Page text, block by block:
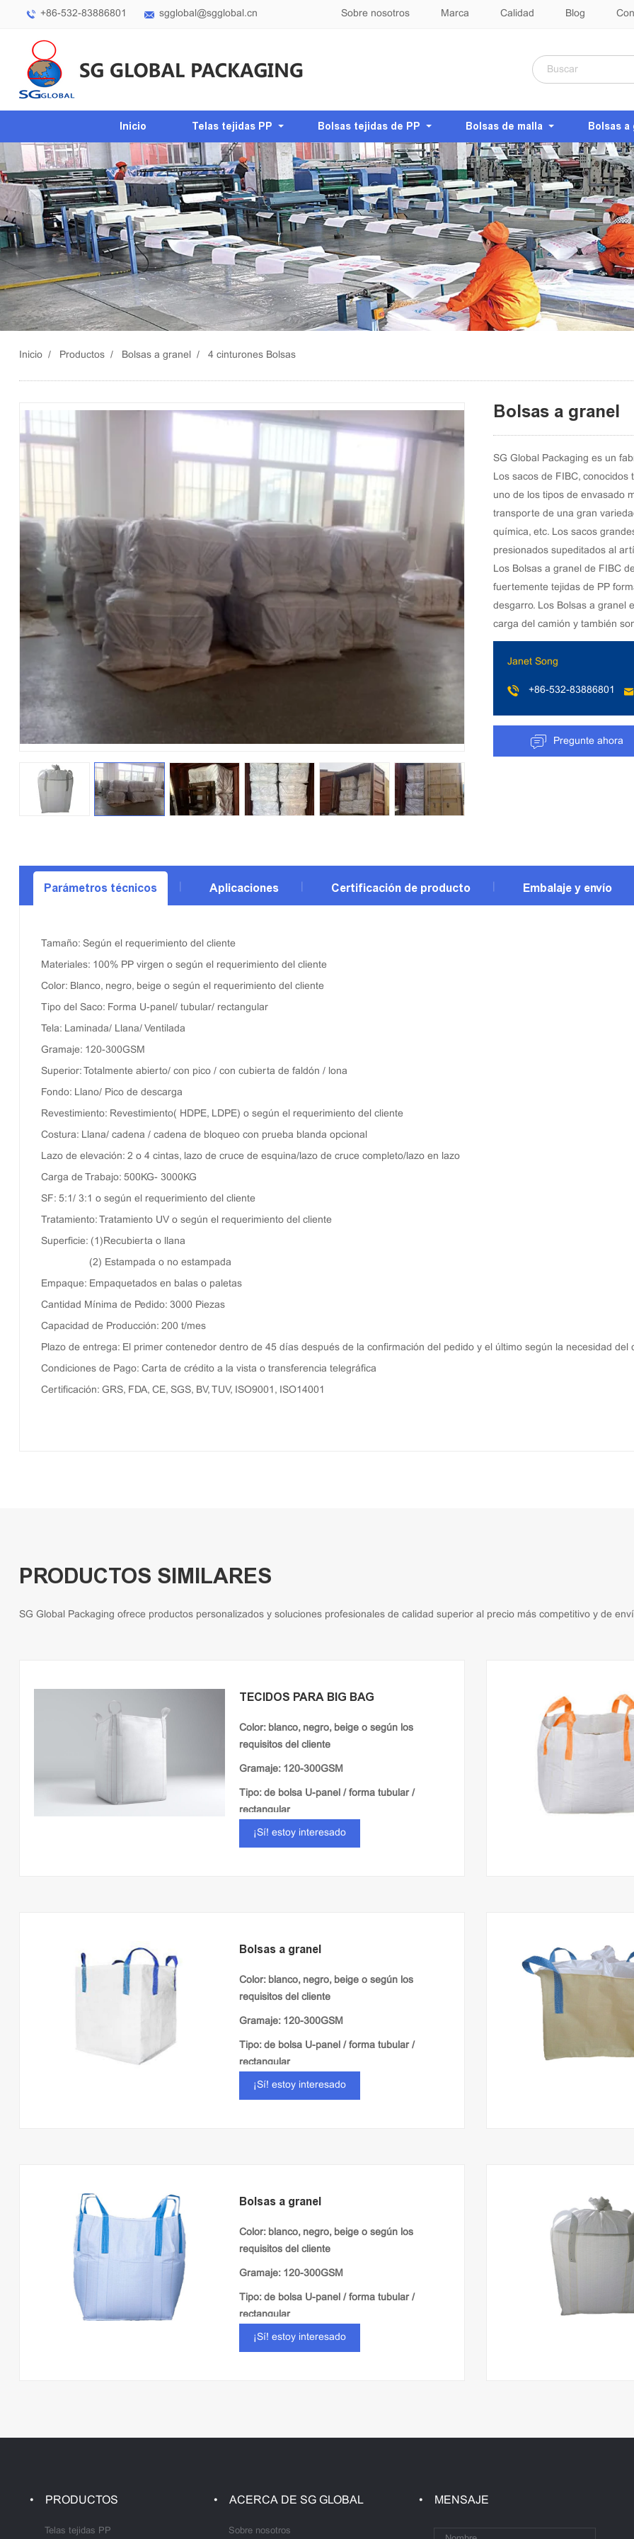
+86-532-83886801 sgglobal@sgglobal.cn Sobre nosotros Marca Calidad Blog
Inicio Telas tejidas PP Bolsas tejidas de PP Bolsas de malla Bolsas a
Inicio Productos Bolsas a granel 4 cinturones Bolsas
Bolsas a granel
SG Global Packaging es un
Los sacos de FIBC,
uno de los tipos de envasado
transporte de una gran
química, etc. Los sacos
presionados supeditados al
Los Bolsas a granel de FIBC
fuertemente tejidas de PP
desgarro. Los Bolsas a granel
carga del camión y también
Janet Song
+86-532-83886801
Pregunte ahora
Parámetros técnicos Aplicaciones Certificación de producto Embalaje y envío
Tamaño: Según el requerimiento del cliente
Materiales: 100% PP virgen o según el requerimiento del cliente
Color: Blanco, negro, beige o según el requerimiento del cliente
Tipo del Saco: Forma U-panel/ tubular/ rectangular
Tela: Laminada/ Llana/ Ventilada
Gramaje: 120-300GSM
Superior: Totalmente abierto/ con pico / con cubierta de faldón / lona
Fondo: Llano/ Pico de descarga
Revestimiento: Revestimiento( HDPE, LDPE) o según el requerimiento del cliente
Costura: Llana/ cadena / cadena de bloqueo con prueba blanda opcional
Lazo de elevación: 2 o 4 cintas, lazo de cruce de esquina/lazo de cruce completo/lazo en lazo
Carga de Trabajo: 500KG- 3000KG
SF: 5:1/ 3:1 o según el requerimiento del cliente
Tratamiento: Tratamiento UV o según el requerimiento del cliente
Superficie: (1)Recubierta o llana
(2) Estampada o no estampada
Empaque: Empaquetados en balas o paletas
Cantidad Mínima de Pedido: 3000 Piezas
Capacidad de Producción: 200 t/mes
Plazo de entrega: El primer contenedor dentro de 45 días después de la confirmación del pedido y el último según la necesidad del
Condiciones de Pago: Carta de crédito a la vista o transferencia telegráfica
Certificación: GRS, FDA, CE, SGS, BV, TUV, ISO9001, ISO14001
PRODUCTOS SIMILARES
SG Global Packaging ofrece productos personalizados y soluciones profesionales de calidad superior al precio más competitivo y de
TECIDOS PARA BIG BAG
Color: blanco, negro, beige o según los
requisitos del cliente
Gramaje: 120-300GSM
Tipo: de bolsa U-panel / forma tubular /
rectangular
Tela: laminado / llanura / ventilación
¡Sí! estoy interesado
Bolsas a granel
Color: blanco, negro, beige o según los
requisitos del cliente
Gramaje: 120-300GSM
Tipo: de bolsa U-panel / forma tubular /
rectangular
Tela: laminado / llanura / ventilación
¡Sí! estoy interesado
Bolsas a granel
Color: blanco, negro, beige o según los
requisitos del cliente
Gramaje: 120-300GSM
Tipo: de bolsa U-panel / forma tubular /
rectangular
Tela: laminado / llanura / ventilación
¡Sí! estoy interesado
PRODUCTOS
Telas tejidas PP
ACERCA DE SG GLOBAL
Sobre nosotros
MENSAJE